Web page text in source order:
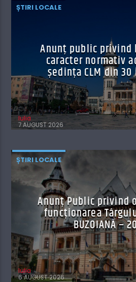
ȘTIRI LOCALE
Anunț public privind
caracter normativ
ședința CLM din
Iulia
7 AUGUST 2026
ȘTIRI LOCALE
Anunț Public privind
funcţionarea
BUZOIANĂ –
Iulia
6 AUGUST 2026